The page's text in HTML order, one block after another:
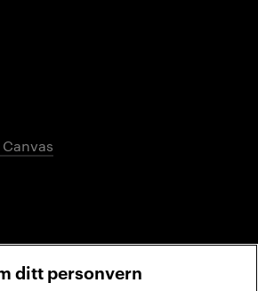
ditt personvern